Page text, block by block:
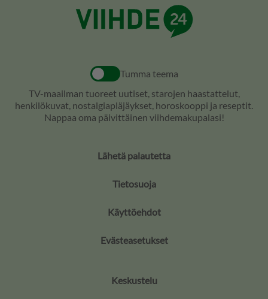
Tumma teema
TV-maailman tuoreet uutiset, starojen haastattelut,
henkilökuvat, nostalgiapläjäykset, horoskooppi ja reseptit.
Nappaa oma päivittäinen viihdemakupalasi!
Lähetä palautetta
Tietosuoja
Käyttöehdot
Evästeasetukset
Keskustelu